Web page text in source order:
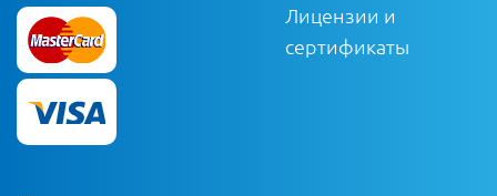
Лицензии и
сертификаты